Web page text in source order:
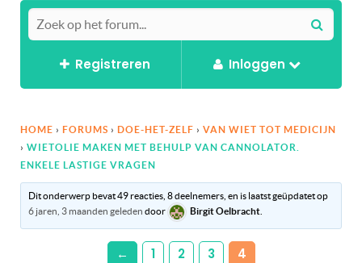
Registreren Inloggen
HOME › FORUMS › DOE-HET-ZELF › VAN WIET TOT MEDICIJN
› WIETOLIE MAKEN MET BEHULP VAN CANNOLATOR.
ENKELE LASTIGE VRAGEN
Dit onderwerp bevat 49 reacties, 8 deelnemers, en is laatst geüpdatet op
6 jaren, 3 maanden geleden door Birgit Oelbracht
← 1 2 3 4